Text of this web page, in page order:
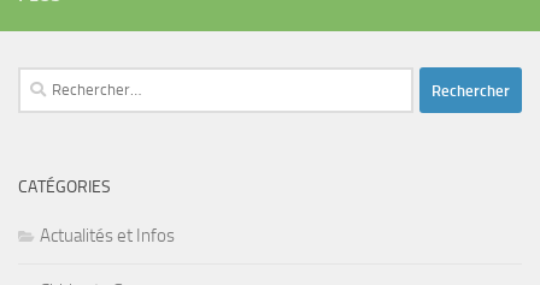
Rechercher :
CATÉGORIES
Actualités et Infos